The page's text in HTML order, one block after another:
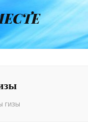
гизы